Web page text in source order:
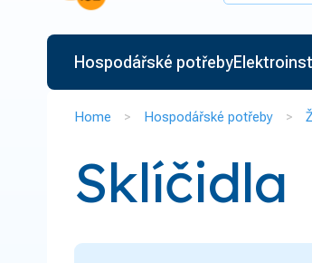
Hospodářské potřeby
Home Hospodářské potřeby
Sklíčidla